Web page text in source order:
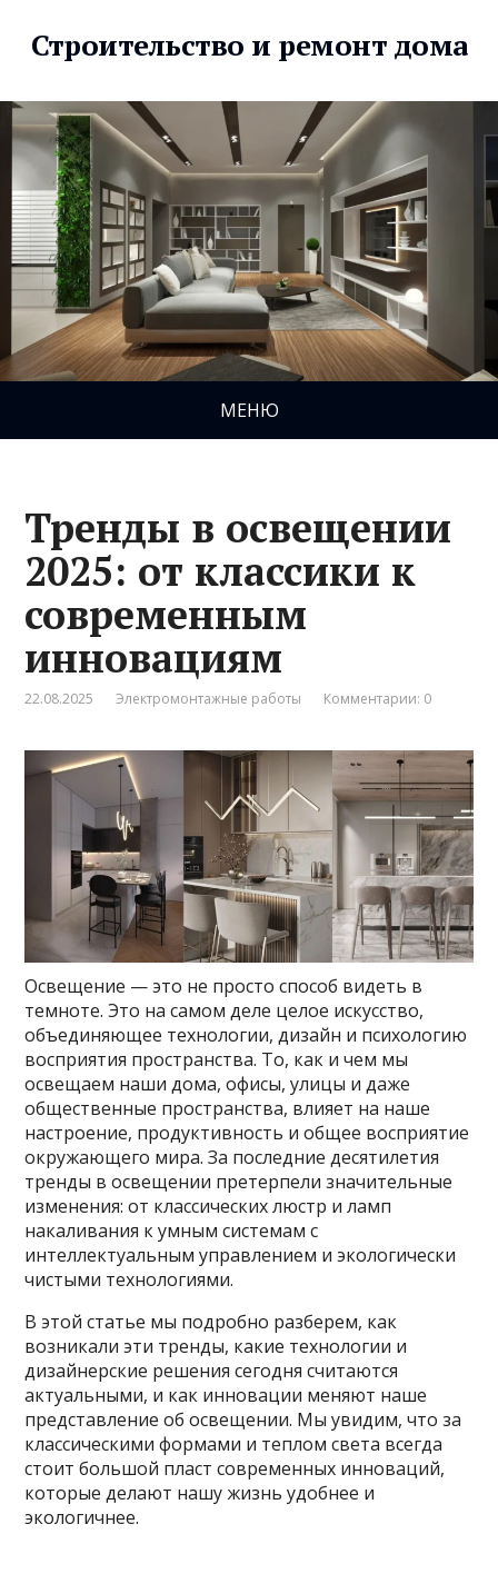
Строительство и ремонт дома
МЕНЮ
Тренды в освещении
2025: от классики к
современным
инновациям
22.08.2025 Электромонтажные работы Комментарии: 0
Освещение — это не просто способ видеть в
темноте. Это на самом деле целое искусство,
объединяющее технологии, дизайн и психологию
восприятия пространства. То, как и чем мы
освещаем наши дома, офисы, улицы и даже
общественные пространства, влияет на наше
настроение, продуктивность и общее восприятие
окружающего мира. За последние десятилетия
тренды в освещении претерпели значительные
изменения: от классических люстр и ламп
накаливания к умным системам с
интеллектуальным управлением и экологически
чистыми технологиями.
В этой статье мы подробно разберем, как
возникали эти тренды, какие технологии и
дизайнерские решения сегодня считаются
актуальными, и как инновации меняют наше
представление об освещении. Мы увидим, что за
классическими формами и теплом света всегда
стоит большой пласт современных инноваций,
которые делают нашу жизнь удобнее и
экологичнее.